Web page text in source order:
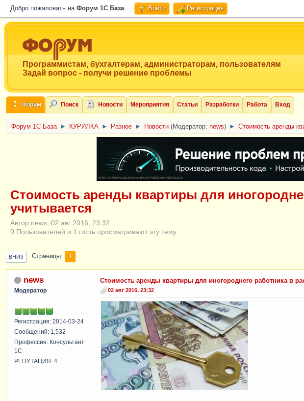
Добро пожаловать на Форум 1C База. Войти Регистрация
Программистам, бухгалтерам, администраторам, пользователям
Задай вопрос - получи решение проблемы
Форум Поиск Новости Мероприятия Статьи Разработки Работа Вход
Форум 1C База ► КУРИЛКА ► Разное ► Новости (Модератор: news) ► Стоимость аренды
ERID: CQH36pWzJqVJD4xVLsnhcU4hVPNjkBZe8KKxjJiYySyZAz
Стоимость аренды квартиры для
учитывается
Автор news, 02 авг 2016, 23:32
0 Пользователей и 1 гость просматривают эту тему.
ВНИЗ Страницы 1
news
Модератор
Регистрация: 2014-03-24
Сообщений: 1,532
Профессия: Консультант
1С
РЕПУТАЦИЯ: 4
Стоимость аренды квартиры для иногороднего работника в
02 авг 2016, 23:32